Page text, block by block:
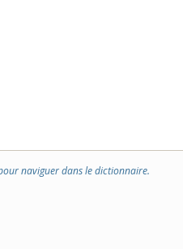
naviguer dans le dictionnaire.